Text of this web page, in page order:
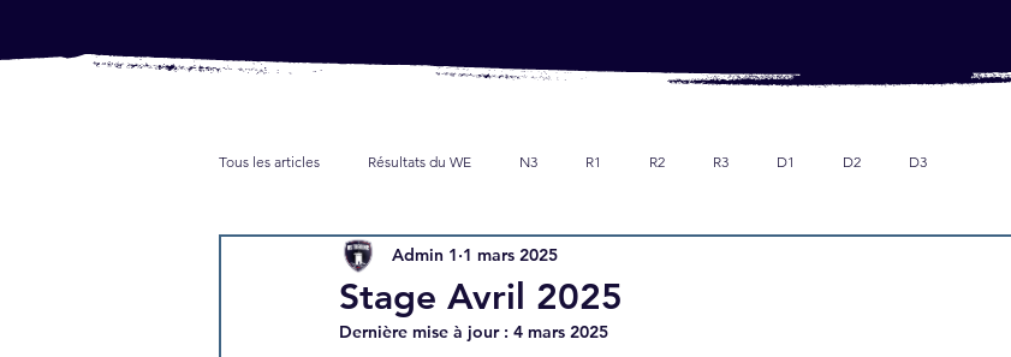
Tous les articles Résultats du WE N3 R1 R2 R3 D1 D2 D3
Partenaires Presse
Stage Avril 2025
Admin 1 1 mars 2025
Dernière mise à jour : 4 mars 2025